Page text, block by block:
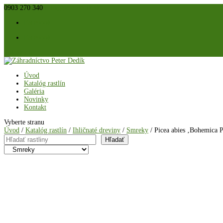
0903 270 340
Úvod
Katalóg rastlín
Galéria
Novinky
Kontakt
Vyberte stranu
Úvod / Katalóg rastlín / Ihličnaté dreviny / Smreky / Picea abies ‚Bohemica
Hľadať
Hľadať